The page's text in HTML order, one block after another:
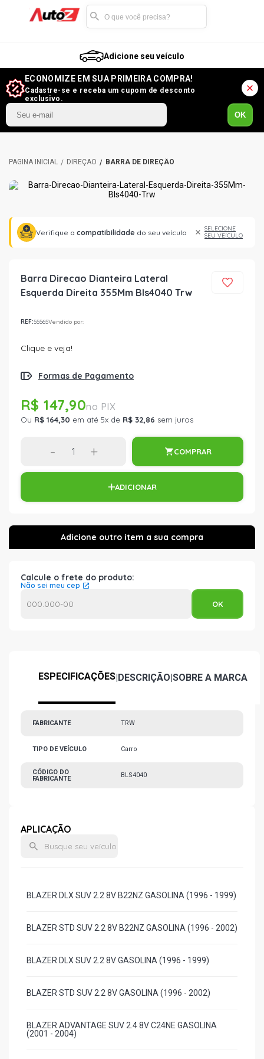
Adicione seu veículo
ECONOMIZE EM SUA PRIMEIRA COMPRA!
Cadastre-se e receba um cupom de desconto
exclusivo.
OK
DIREÇÃO BARRA DE DIREÇÃO
Verifique a compatibilidade do seu veículo
SELECIONE
SEU VEÍCULO
Barra Direcao Dianteira Lateral
Esquerda Direita 355Mm Bls4040 Trw
REF:55565Vendido por:
Clique e veja!
Formas de Pagamento
R$ 147,90
Ou R$ 164,30 em até 5x de R$ 32,86 sem juros
- + COMPRAR
ADICIONAR
Calcule o frete do produto:
Não sei meu cep
ESPECIFICAÇÕES|DESCRIÇÃO|SOBRE A MARCA
FABRICANTE TRW
TIPO DE VEÍCULO Carro
CÓDIGO DO
FABRICANTE
BLS4040
APLICAÇÃO
BLAZER DLX SUV 2.2 8V B22NZ GASOLINA (1996 - 1999)
BLAZER STD SUV 2.2 8V B22NZ GASOLINA (1996 - 2002)
BLAZER DLX SUV 2.2 8V GASOLINA (1996 - 1999)
BLAZER STD SUV 2.2 8V GASOLINA (1996 - 2002)
BLAZER ADVANTAGE SUV 2.4 8V C24NE GASOLINA
(2001 - 2004)